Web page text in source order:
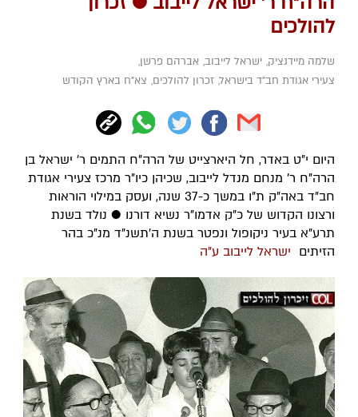
להולכים
שלמה מיידנציק, ישראל לייבוב, אברהם פרשן,
צעירי אגודת חב"ד בישראל, זכרון להולכים, צא"ח בארץ הקודש
היום י"ט באדר, חל היארצייט של הרה"ח התמים ר' ישראל בן
הרה"ח ר' מנחם מנדל לייבוב, שכיהן כיו"ר מרכז צעירי אגודת
חב"ד באה"ק ת"ו במשך כ-37 שנה, ועסק במילוי הוראות
ורצונו הקדוש של כ"ק אדמו"ר נשיא דורנו ● נולד בשנת
תרע"א בעיר ניקופול ונפטר בשנת ה'תשנ"ד מנ"כ בהר
הזיתים ישראל לייבוב ע"ה